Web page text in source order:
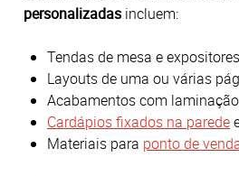
personalizadas incluem:
Tendas de mesa e
Layouts de uma ou várias
Acabamentos com
Cardápios fixados na parede
Materiais para ponto de